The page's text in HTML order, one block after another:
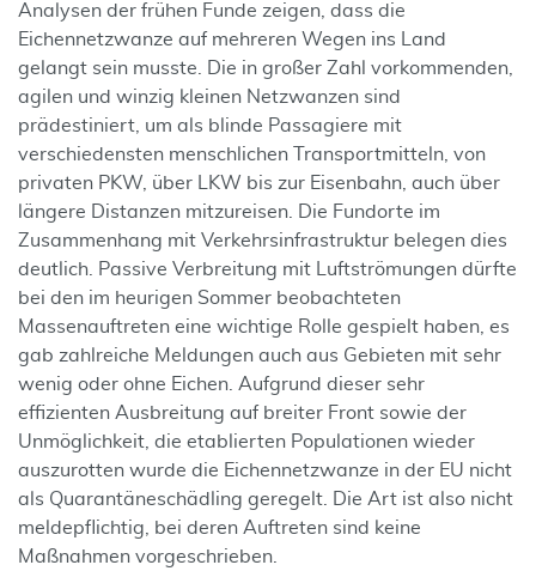
Analysen der frühen Funde zeigen, dass die
Eichennetzwanze auf mehreren Wegen ins Land
gelangt sein musste. Die in großer Zahl vorkommenden,
agilen und winzig kleinen Netzwanzen sind
prädestiniert, um als blinde Passagiere mit
verschiedensten menschlichen Transportmitteln, von
privaten PKW, über LKW bis zur Eisenbahn, auch über
längere Distanzen mitzureisen. Die Fundorte im
Zusammenhang mit Verkehrsinfrastruktur belegen dies
deutlich. Passive Verbreitung mit Luftströmungen dürfte
bei den im heurigen Sommer beobachteten
Massenauftreten eine wichtige Rolle gespielt haben, es
gab zahlreiche Meldungen auch aus Gebieten mit sehr
wenig oder ohne Eichen. Aufgrund dieser sehr
effizienten Ausbreitung auf breiter Front sowie der
Unmöglichkeit, die etablierten Populationen wieder
auszurotten wurde die Eichennetzwanze in der EU nicht
als Quarantäneschädling geregelt. Die Art ist also nicht
meldepflichtig, bei deren Auftreten sind keine
Maßnahmen vorgeschrieben.